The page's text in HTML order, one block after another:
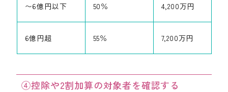
〜6億円以下 50％ 4,200万円
6億円超 55％ 7,200万円
④控除や2割加算の対象者を確認する